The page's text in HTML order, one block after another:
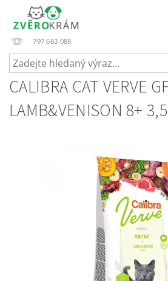
797 683 088
CALIBRA CAT VERVE
LAMB&VENISON 8+